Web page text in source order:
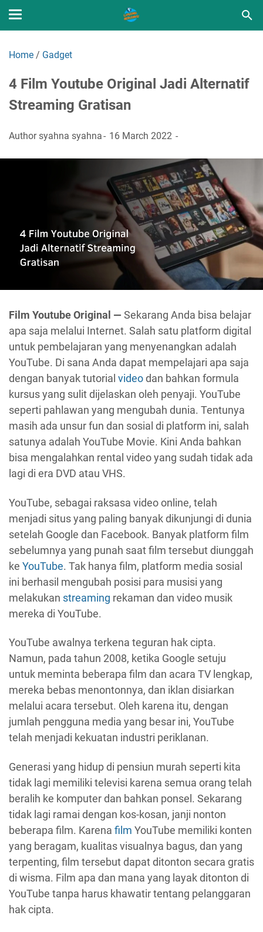
Home / Gadget
4 Film Youtube Original Jadi Alternatif
Streaming Gratisan
Authorsyahna syahna 16 March 2022
Film Youtube Original — Sekarang Anda bisa belajar
apa saja melalui Internet. Salah satu platform digital
untuk pembelajaran yang menyenangkan adalah
YouTube. Di sana Anda dapat mempelajari apa saja
dengan banyak tutorial videodan bahkan formula
kursus yang sulit dijelaskan oleh penyaji. YouTube
seperti pahlawan yang mengubah dunia. Tentunya
masih ada unsur fun dan sosial di platform ini, salah
satunya adalah YouTube Movie. Kini Anda bahkan
bisa mengalahkan rental video yang sudah tidak ada
lagi di era DVD atau VHS.
YouTube, sebagai raksasa video online, telah
menjadi situs yang paling banyak dikunjungi di dunia
setelah Google dan Facebook. Banyak platform film
sebelumnya yang punah saat film tersebut diunggah
ke YouTube. Tak hanya film, platform media sosial
ini berhasil mengubah posisi para musisi yang
melakukan streaming rekaman dan video musik
mereka di YouTube.
YouTube awalnya terkena teguran hak cipta.
Namun, pada tahun 2008, ketika Google setuju
untuk meminta beberapa film dan acara TV lengkap,
mereka bebas menontonnya, dan iklan disiarkan
melalui acara tersebut. Oleh karena itu, dengan
jumlah pengguna media yang besar ini, YouTube
telah menjadi kekuatan industri periklanan.
Generasi yang hidup di pensiun murah seperti kita
tidak lagi memiliki televisi karena semua orang telah
beralih ke komputer dan bahkan ponsel. Sekarang
tidak lagi ramai dengan kos-kosan, janji nonton
beberapa film. Karena film YouTube memiliki konten
yang beragam, kualitas visualnya bagus, dan yang
terpenting, film tersebut dapat ditonton secara gratis
di wisma. Film apa dan mana yang layak ditonton di
YouTube tanpa harus khawatir tentang pelanggaran
hak cipta.